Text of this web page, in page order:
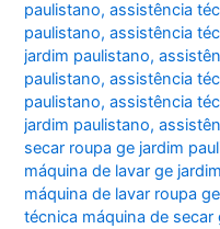
paulistano,assistência
paulistano,assistência
jardim paulistano,
paulistano,assistência
paulistano,assistência
jardim paulistano,
secar roupa ge jardim
máquina de lavar ge
máquina de lavar roupa
técnica máquina de secar